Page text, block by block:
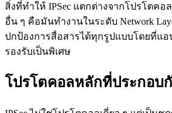
สิ่งที่ทำให้ IPSec แตกต่างจากโปรโตค
อื่น ๆ คือมันทำงานในระดับ Network
ปกป้องการสื่อสารได้ทุกรูปแบบโดยที่แอ
รองรับเป็นพิเศษ
โปรโตคอลหลักที่ประกอบกั